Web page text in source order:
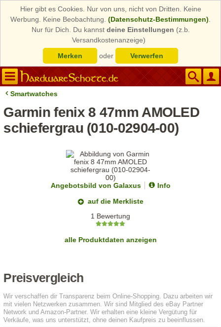
Hier gibt es Cookies. Nur von uns, nicht von Dritten. Keine
Werbung. Keine Beobachtung. (Datenschutz-Bestimmungen)
Nur für Dich. Du kannst deine Einstellungen (z.b.
Versandkostenanzeige)
Merken
oder Verwerfen
Smartwatches
Garmin fenix 8 47mm AMOLED
schiefergrau (010-02904-00)
Angebotsbild von Galaxus
Info
auf die Merkliste
1 Bewertung
alle Produktdaten anzeigen
Preisvergleich
Wir verschaffen dir Transparenz beim Online-Shopping. Dazu arbeiten wir
mit vielen Netzwerken zusammen. Wir sind Mitglied des eBay Partner
Network und Amazon-Partner. Wir erhalten eine kleine Vergütung für
Verkäufe, was uns unterstützt, ohne deinen Kaufpreis zu beeinflussen.